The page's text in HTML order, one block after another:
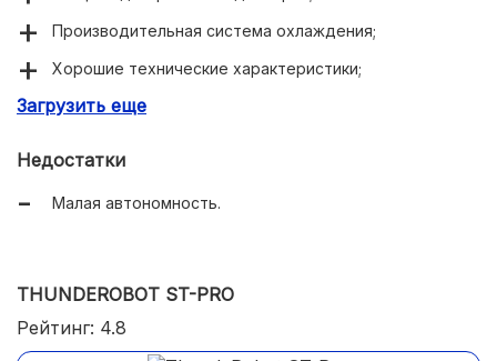
Производительная система охлаждения;
Хорошие технические характеристики;
Подсветка клавиатуры;
Загрузить еще
Недостатки
Малая автономность.
THUNDEROBOT ST-PRO
Рейтинг: 4.8